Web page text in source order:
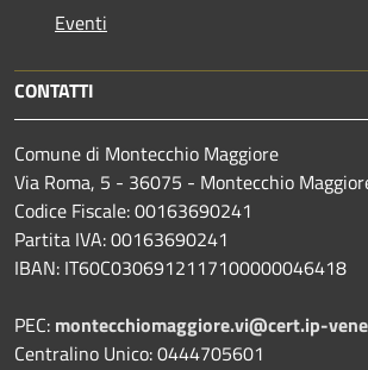
Eventi
CONTATTI
Comune di Montecchio Maggiore
Via Roma, 5 - 36075 - Montecchio
Codice Fiscale: 00163690241
Partita IVA: 00163690241
IBAN: IT60C0306912117100000046418
PEC: montecchiomaggiore.vi@cert.ip-
Centralino Unico: 0444705601